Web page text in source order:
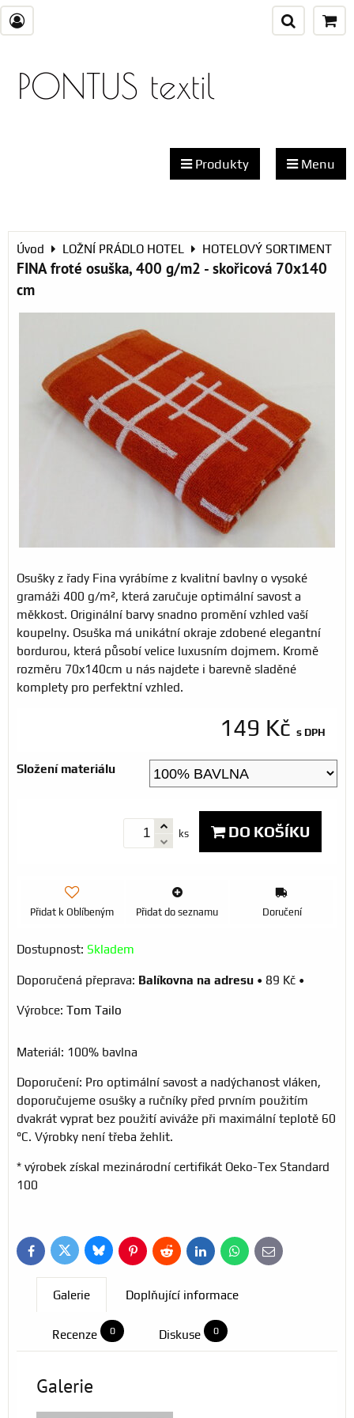
PONTUS textil
Produkty Menu
Úvod LOŽNÍ PRÁDLO HOTEL HOTELOVÝ SORTIMENT
FINA froté osuška, 400 g/m2 - skořicová 70x140
cm
Osušky z řady Fina vyrábíme z kvalitní bavlny o vysoké
gramáži 400 g/m², která zaručuje optimální savost a
měkkost. Originální barvy snadno promění vzhled vaší
koupelny. Osuška má unikátní okraje zdobené elegantní
bordurou, která působí velice luxusním dojmem. Kromě
rozměru 70x140cm u nás najdete i barevně sladěné
komplety pro perfektní vzhled.
149 Kč s DPH
Složení materiálu
ks DO KOŠÍKU
Přidat k Oblíbeným Přidat do seznamu Doručení
Dostupnost: Skladem
Balíkovna na adresu • 89 Kč •
Výrobce: Tom Tailo
Materiál: 100% bavlna
Doporučení: Pro optimální savost a nadýchanost vláken,
doporučujeme osušky a ručníky před prvním použitím
dvakrát vyprat bez použití aviváže při maximální teplotě 60
°C. Výrobky není třeba žehlit.
* výrobek získal mezinárodní certifikát Oeko-Tex Standard
100
FacebookTwitterBlueskyPinterestReddit LinkedInWhatsApp
E-
mail
Galerie Doplňující informace
Recenze 0 Diskuse 0
Galerie